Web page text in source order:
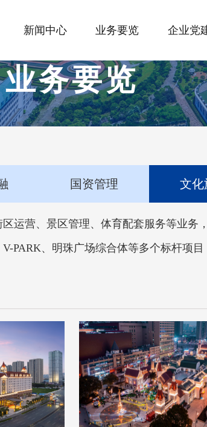
新闻中心 业务要览 企业党
业务要览
国资管理 文化
运营、景区管理、体育配套服务等业务
PARK、明珠广场综合体等多个标杆项